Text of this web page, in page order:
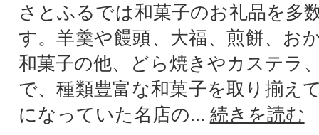
さとふるでは和菓子のお礼品を多
す。羊羹や饅頭、大福、煎餅、お
和菓子の他、どら焼きやカステラ
で、種類豊富な和菓子を取り揃え
になっていた名店の... 続きを読む